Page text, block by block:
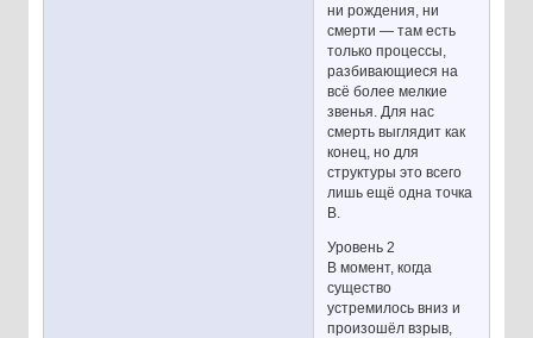
ни рождения, ни
смерти — там есть
только процессы,
разбивающиеся на
всё более мелкие
звенья. Для нас
смерть выглядит как
конец, но для
структуры это всего
лишь ещё одна точка
В.
Уровень 2
В момент, когда
существо
устремилось вниз и
произошёл взрыв,